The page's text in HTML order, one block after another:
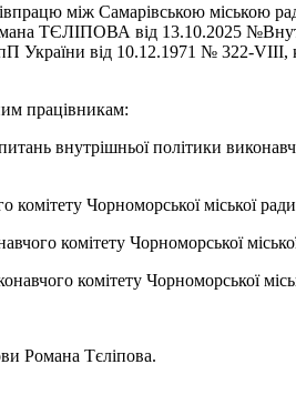
між Самарівською міською
ТЄЛІПОВА від 13.10.2025
України від 10.12.1971 № 322-VIII,
працівникам:
внутрішньої політики
Чорноморської міської
комітету Чорноморської
комітету Чорноморської
Романа Тєліпова.